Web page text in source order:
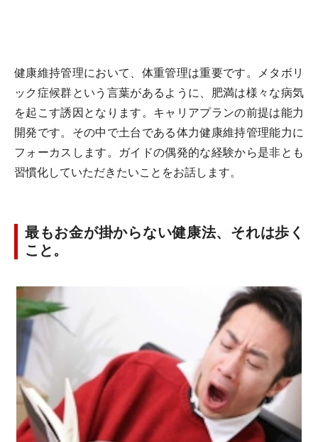
健康維持管理において、体重管理は重要です。メタボリ
ック症候群という言葉があるように、肥満は様々な病気
を起こす誘因となります。キャリアプランの前提は能力
開発です。その中で土台である体力健康維持管理能力に
フォーカスします。ガイドの偶発的な経験から是非とも
習慣化していただきたいことをお話します。
最もお金が掛からない健康法、それは歩く
こと。